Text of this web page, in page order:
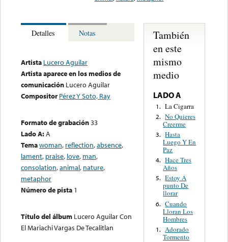
Detalles Notas
Artista Lucero Aguilar
Artista aparece en los medios de
comunicación Lucero Aguilar
Compositor Pérez Y Soto, Ray
Formato de grabación33
Lado A:A
Temawoman, reflection,absence,
lament, praise, love, man,
consolation,animal, nature,
metaphor
Número de pista 1
Título del álbum Lucero Aguilar Con
El Mariachi Vargas De Tecalitlan
También
en este
mismo
medio
LADO A
1. La Cigarra
2. No Quieres
Creerme
3. Hasta
Luego Y En
Paz
4. Hace Tres
Años
5. Estoy A
punto De
llorar
6. Cuando
Lloran Los
Hombres
1. Adorado
Tormento